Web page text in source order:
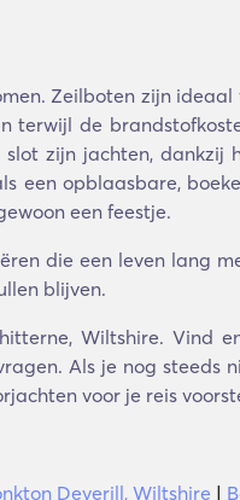
Zeilboten zijn
terwijl de
zijn jachten, dankzij
een opblaasbare,
een feestje.
die een leven lang
blijven.
Wiltshire. Vind
Als je nog steeds
voor je reis
Deverill, Wiltshire |